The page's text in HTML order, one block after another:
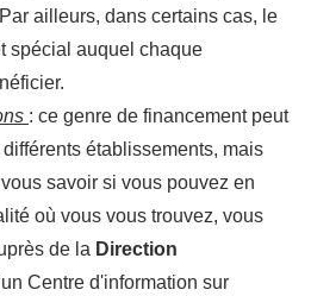
ailleurs, dans certains cas, le
spécial auquel chaque
: ce genre de financement peut
établissements, mais
savoir si vous pouvez en
où vous vous trouvez, vous
de la Direction
Centre d'information sur